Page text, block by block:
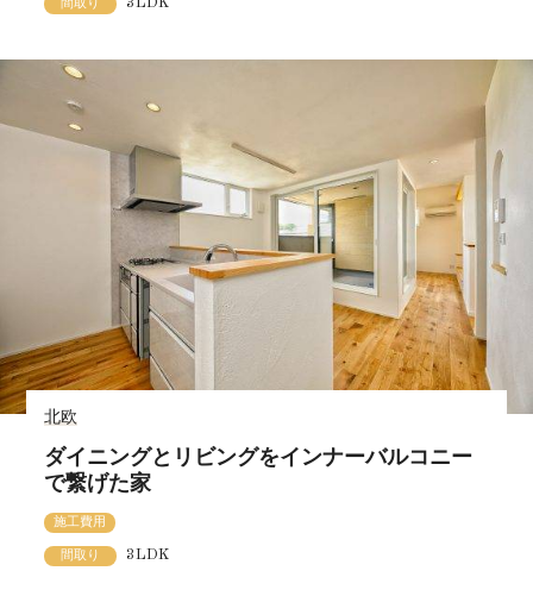
間取り
北欧
ダイニングとリビングをインナーバルコニー
で繋げた家
施工費用
間取り 3LDK